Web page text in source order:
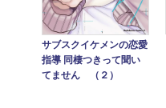
サブスクイケメンの恋愛
指導 同棲つきって聞い
てません （２）